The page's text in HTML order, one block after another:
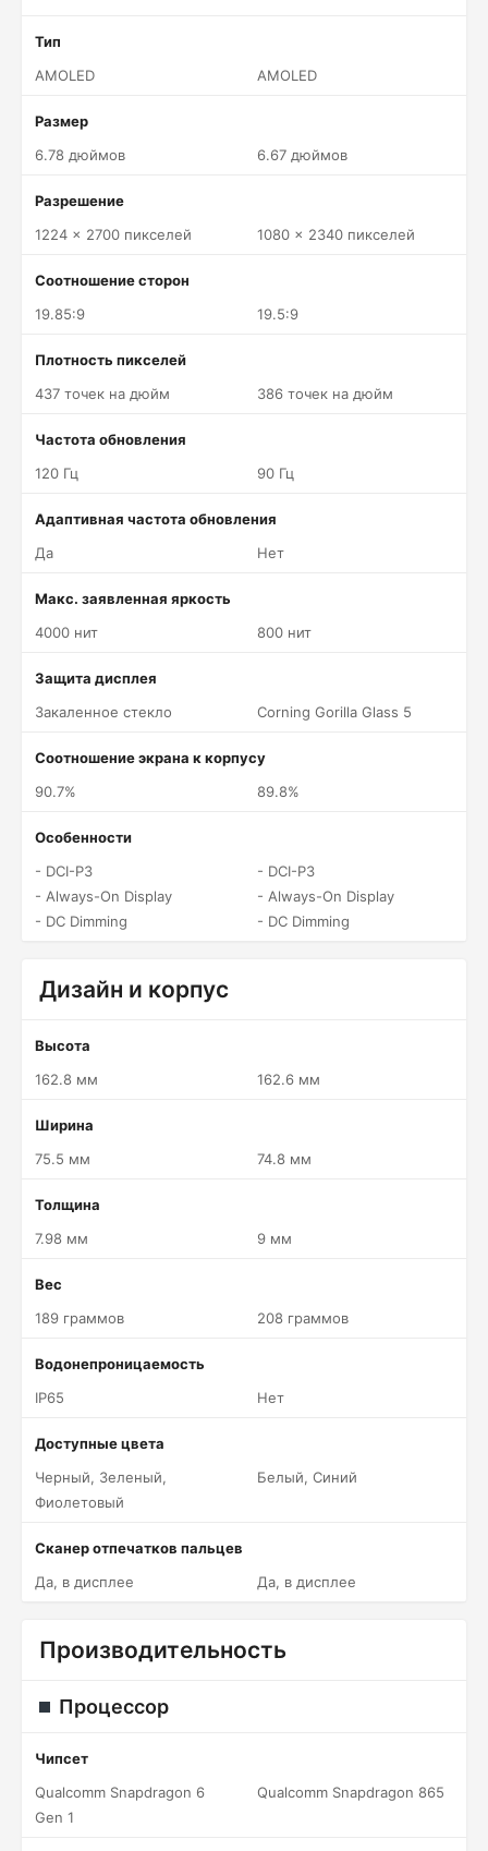
Тип
AMOLED
AMOLED
Размер
6.78 дюймов
6.67 дюймов
Разрешение
1224 x 2700 пикселей
1080 x 2340 пикселей
Соотношение сторон
19.85:9
19.5:9
Плотность пикселей
437 точек на дюйм
386 точек на дюйм
Частота обновления
120 Гц
90 Гц
Адаптивная частота обновления
Да
Нет
Макс. заявленная яркость
4000 нит
800 нит
Защита дисплея
Закаленное стекло
Corning Gorilla Glass 5
Соотношение экрана к корпусу
90.7%
89.8%
Особенности
- DCI-P3
- Always-On Display
- DC Dimming
- DCI-P3
- Always-On Display
- DC Dimming
Дизайн и корпус
Высота
162.8 мм
162.6 мм
Ширина
75.5 мм
74.8 мм
Толщина
7.98 мм
9 мм
Вес
189 граммов
208 граммов
Водонепроницаемость
IP65
Нет
Доступные цвета
Черный, Зеленый,
Фиолетовый
Белый, Синий
Сканер отпечатков пальцев
Да, в дисплее
Да, в дисплее
Производительность
Процессор
Чипсет
Qualcomm Snapdragon 6
Gen 1
Qualcomm Snapdragon 865